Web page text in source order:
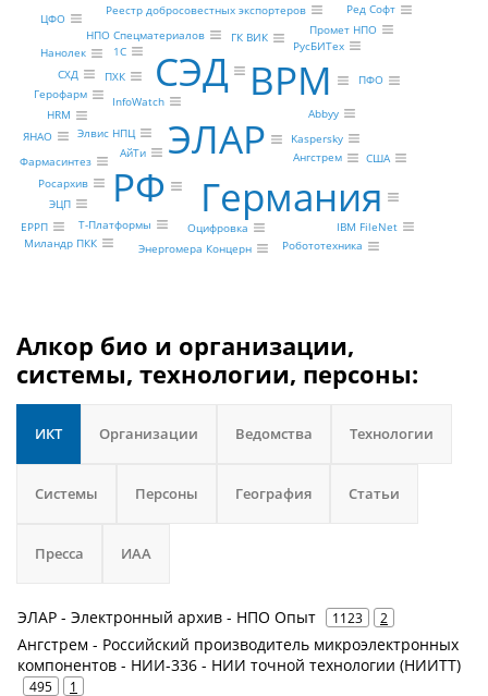
ЭЛАР
BPM
СЭД
РФ Германия
Ангстрем
Kaspersky
Abbyy
InfoWatch
1С РусБИТех
Элвис НПЦ
Т-Платформы
АйТи
ПХК
ГК ВИК
НПО Спецматериалов
Нанолек
Миландр ПКК
Промет НПО
Энергомера Концерн
Герофарм
Фармасинтез
Росархив
СХД
Робототехника
Оцифровка
ЭЦП
HRM
Ред Софт
IBM FileNet
Реестр добросовестных экспортеров
США
ЦФО
ПФО
ЯНАО
ЕРРП
Алкор био и организации,
системы, технологии, персоны:
ИКТ Организации Ведомства Технологии
Системы Персоны География Статьи
Пресса ИАА
ЭЛАР - Электронный архив - НПО Опыт 1123 2
Ангстрем - Российский производитель микроэлектронных
компонентов - НИИ-336 - НИИ точной технологии (НИИТТ)
495 1